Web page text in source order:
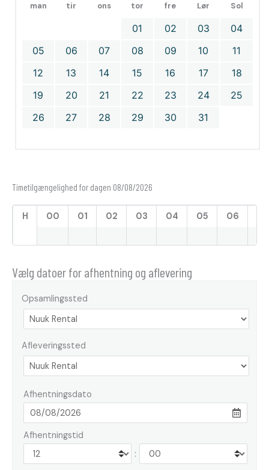
man tir ons tor fre Lør Sol
01 02 03
04
05
06 07 08 09 10
11
12
13 14 15 16 17
18
19
20 21 22 23 24
25
26
27 28 29 30 31
Timetilgængelighed for dagen 08/08/2026
H 00 01 02 03 04 05 06
Vælg datoer for afhentning og aflevering
Opsamlingssted
Afleveringssted
Afhentningsdato
Afhentningstid
: